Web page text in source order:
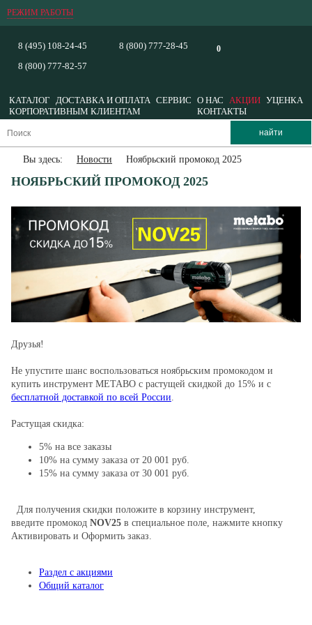
РЕЖИМ РАБОТЫ
0
8 (495) 108-24-45
8 (800) 777-82-57
8 (800) 777-28-45
КАТАЛОГ ДОСТАВКА И ОПЛАТА СЕРВИС О НАС АКЦИИ УЦЕНКА
КОРПОРАТИВНЫМ КЛИЕНТАМ
КОНТАКТЫ
Вы здесь: Новости Ноябрьский промокод 2025
НОЯБРЬСКИЙ ПРОМОКОД 2025
Друзья!
Не упустите шанс воспользоваться ноябрьским промокодом и
купить инструмент METABO с растущей скидкой до 15% и c
бесплатной доставкой по всей России.
Растущая скидка:
5% на все заказы
10% на сумму заказа от 20 001 руб.
15% на сумму заказа от 30 001 руб.
Для получения скидки положите в корзину инструмент,
введите промокод NOV25 в специальное поле, нажмите кнопку
Активировать и Оформить заказ.
Раздел с акциями
Общий каталог